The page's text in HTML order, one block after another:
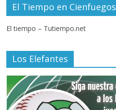
El Tiempo en Cienfuegos
El tiempo – Tutiempo.net
Los Elefantes